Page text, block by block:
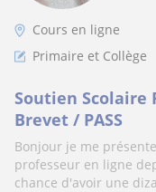
Cours en ligne
Primaire et Collège
Soutien Scolaire
Brevet / PASS
Bonjour je me
professeur en ligne
chance d'avoir une